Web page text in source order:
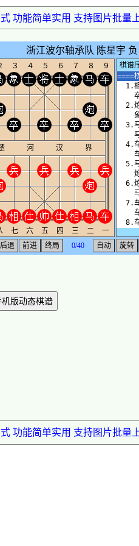
功能简单实用 支持图片批量
版动态棋谱
功能简单实用 支持图片批量